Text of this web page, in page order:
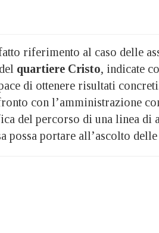
riferimento al caso delle
quartiere Cristo, indicate
di ottenere risultati
con l’amministrazione
del percorso di una linea di
possa portare all’ascolto